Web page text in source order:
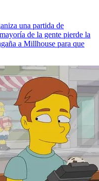
una partida de
de la gente pierde la
a Millhouse para que